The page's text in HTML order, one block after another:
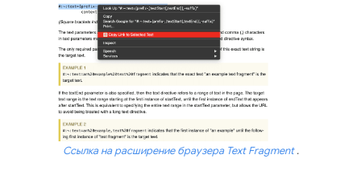
Ссылка на расширение браузера Text Fragment.